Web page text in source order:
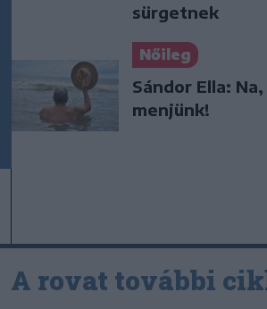
sürgetnek
Nőileg
Sándor Ella:
menjünk!
A rovat további